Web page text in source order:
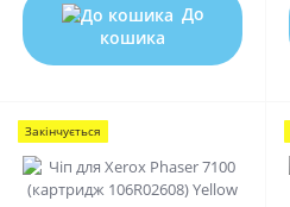
До
кошика
Закінчується